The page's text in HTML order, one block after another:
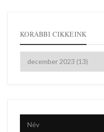
KORÁBBI CIKKEINK